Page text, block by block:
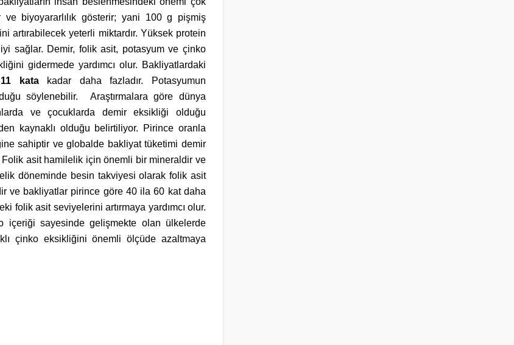
biyoyararlılık gösterir; yani 100 g pişmiş
artırabilecek yeterli miktardır. Yüksek protein
sağlar. Demir, folik asit, potasyum ve çinko
gidermede yardımcı olur. Bakliyatlardaki
katakadar daha fazladır. Potasyumun
söylenebilir. Araştırmalara göre dünya
ve çocuklarda demir eksikliği olduğu
kaynaklı olduğu belirtiliyor. Pirince oranla
sahiptir ve globalde bakliyat tüketimi demir
asit hamilelik için önemli bir mineraldir ve
döneminde besin takviyesi olarak folik asit
ve bakliyatlar pirince göre 40 ila 60 kat daha
folik asit seviyelerini artırmaya yardımcı olur.
içeriği sayesinde gelişmekte olan ülkelerde
çinko eksikliğini önemli ölçüde azaltmaya